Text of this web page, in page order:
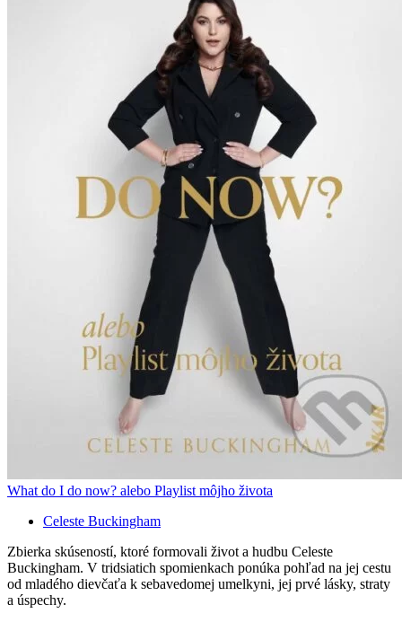
What do I do now? alebo Playlist môjho života
Celeste Buckingham
Zbierka skúseností, ktoré formovali život a hudbu Celeste
Buckingham. V tridsiatich spomienkach ponúka pohľad na jej cestu
od mladého dievčaťa k sebavedomej umelkyni, jej prvé lásky, straty
a úspechy.